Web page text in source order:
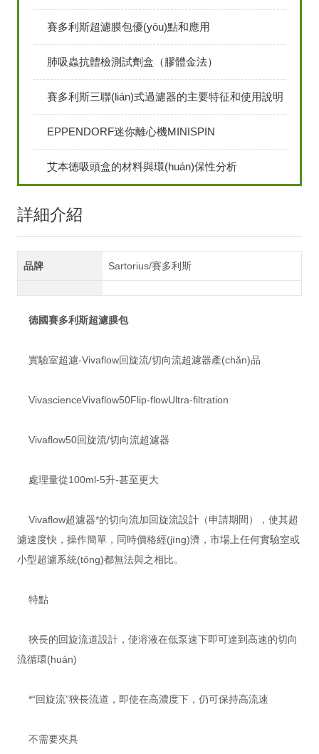
賽多利斯超濾膜包優(yōu)點和應用
肺吸蟲抗體檢測試劑盒（膠體金法）
賽多利斯三聯(lián)式過濾器的主要特征和使用說明
EPPENDORF迷你離心機MINISPIN
艾本德吸頭盒的材料與環(huán)保性分析
詳細介紹
品牌 Sartorius/賽多利斯
德國賽多利斯超濾膜包
實驗室超濾-Vivaflow回旋流/切向流超濾器產(chǎn)品
VivascienceVivaflow50Flip-flowUltra-filtration
Vivaflow50回旋流/切向流超濾器
處理量從100ml-5升-甚至更大
Vivaflow超濾器*的切向流加回旋流設計（申請期間），使其超
濾速度快，操作簡單，同時價格經(jīng)濟，市場上任何實驗室或
小型超濾系統(tǒng)都無法與之相比。
特點
狹長的回旋流道設計，使溶液在低泵速下即可達到高速的切向
流循環(huán)
*“回旋流”狹長流道，即使在高濃度下，仍可保持高流速
不需要夾具